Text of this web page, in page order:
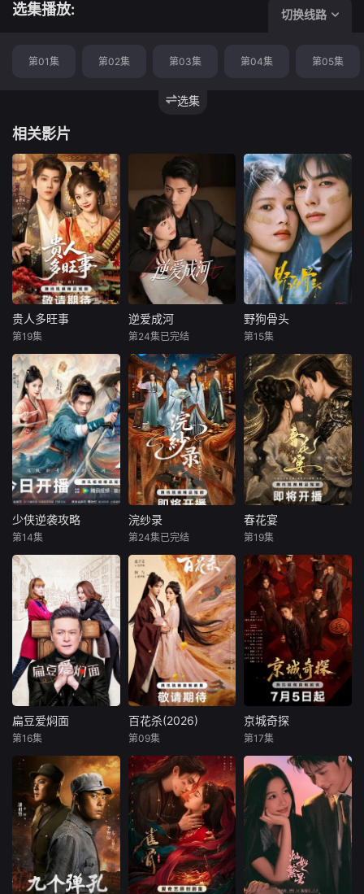
选集播放: 切换线路
选集
第01集 第02集 第03集 第04集 第05集
相关影片
贵人多旺事
现代金融才女李青
青一朝穿越古代，
成为车骑将军潘阳
的妻子。本想安稳
度日，不料三年
后，夫君却携带外
室李沐颜一同归
家，李家身世互换
的秘闻也随之曝
光，李沐颜竟然才
是李家真千金。面
执掌天下第一楼
贵人多旺事
第19集
逆爱成河
王灿亓
天才工程师苏明惨
遭挚友陆镇安算
计，专利被篡改，
资金遭掏空，最终
含恨自尽。年幼的
苏夏目睹惨剧，留
下心理阴影。此后
她与姐姐苏冬被陆
镇安收养，在陆家
受尽欺辱。陆镇安
苏冬嫁予自己，苏
冬为保全妹
逆爱成河
第24集已完结
野狗骨头
梁靖康
20世纪90年代，陈
异和苗靖因父母的
相识而结缘。起初
陈异对苗靖充满敌
意，直到一次受伤
后，苗靖的善良让
两人关系开始转
变。然而好景不
长，陈父去世、苗
母消失，两家大人
个孩子却不得不相
依为命。
野狗骨头
第15集
少侠逆袭攻略
喻钟黎
“五虎断刀门”传人
彭大盛身负绝脉命
局下山退婚屡遭奇
遇，连斩魔教六大
高手，登顶联军统
帅后又因身份危机
沦为武林弃子，最
终炼化玉魄自我觉
醒，强势斩灭魔教
幕后黑手，重塑武
隐江湖……
少侠逆袭攻略
第14集
浣纱录
现代医学博士李云
河穿越成周家赘
婿，成为周家复兴
御贡“香云纱”的唯
一希望。他凭借现
代知识与商业奇
谋，对抗权贵情敌
陆奇峰的刁难封
锁，更以“霓裳盛
会”轰动朝野，助香
云纱重夺贡品殊
云卓粉碎宁王
浣纱录
第24集已完结
春花宴
罗嘉麒
暗厂死士眉林身负
血仇，以命入局，
周旋于多位男子之
间：她是疯王慕容
璟和最锋利的杀人
利刃，也是阴狠大
皇子眼中的旧梦替
身，还是赵国质子
越秦偏执守护的
人。一场关于利用
在皇权博弈中凄美
上演。
春花宴
第19集
扁豆爱焖面
迟嘉
李中原是一名心理
医生，而他的妻子
袁胜男则是典型的
职场女强人，大相
径庭的性格让李中
原和袁胜男在两人
的婚姻生活中遇到
扁豆爱焖面
第16集
徐正溪
昭宁郡主沈汐和
（孟子义 饰）势要
做云巅执棋之手，
而非深庭落花，任
人摘折，在势力交
错的局势下与东宫
储君萧华雍（何与
百花杀(2026)
第09集
京城奇探
于欣禾
京城纨绔赵少商为
帮姐姐探查夫家怪
事，结识了留洋归
来的冷面警官元
鸿。两人从针锋相
对到默契搭档，一
路追查迷案，也一
京城奇探
第17集